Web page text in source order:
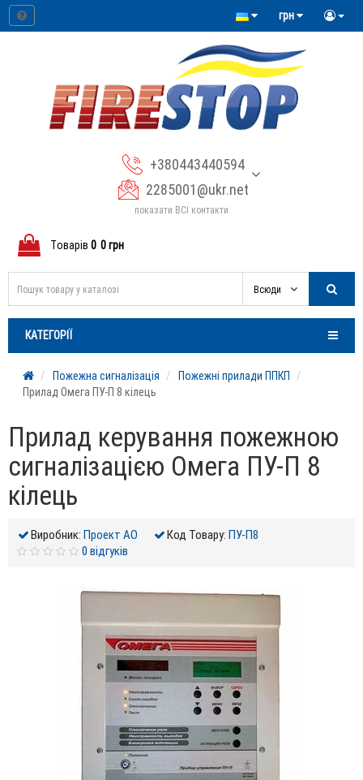
грн
+380443440594
2285001@ukr.net
показати ВСІ контакти
Tоварів 0 0 грн
Всюди
КАТЕГОРІЇ
Пожежна сигналізація
Пожежні прилади ППКП
Прилад Омега ПУ-П 8 кілець
Прилад керування пожежною
сигналізацією Омега ПУ-П 8
кілець
Виробник: Проект АО Код Товару: ПУ-П8
0 відгуків